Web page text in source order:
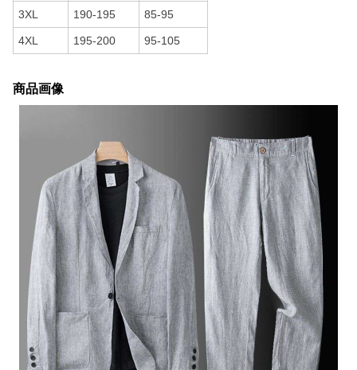
3XL 190-195 85-95
4XL 195-200 95-105
商品画像